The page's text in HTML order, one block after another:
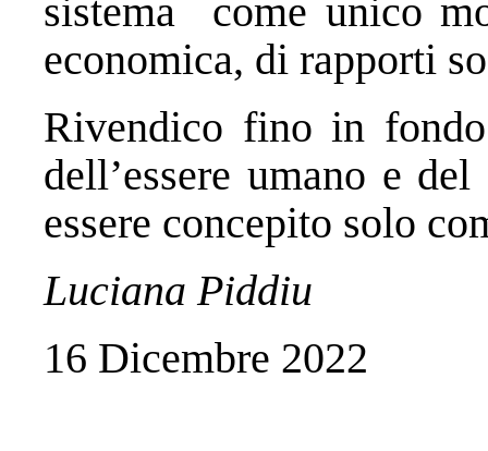
sistema come unico
economica, di rapporti
Rivendico fino in
dell’essere umano e
essere concepito solo
Luciana Piddiu
16 Dicembre 2022